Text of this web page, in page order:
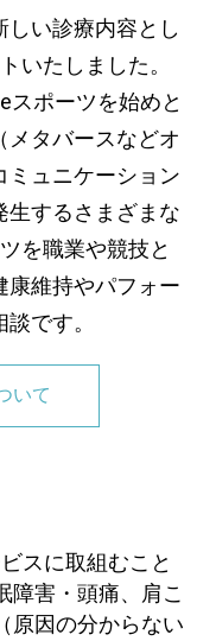
しい診療内容とし
いたしました。
スポーツを始めと
メタバースなどオ
ミュニケーション
生するさまざまな
を職業や競技と
康維持やパフォー
です。
いて
スに取組むこと
障害・頭痛、肩こ
原因の分からない